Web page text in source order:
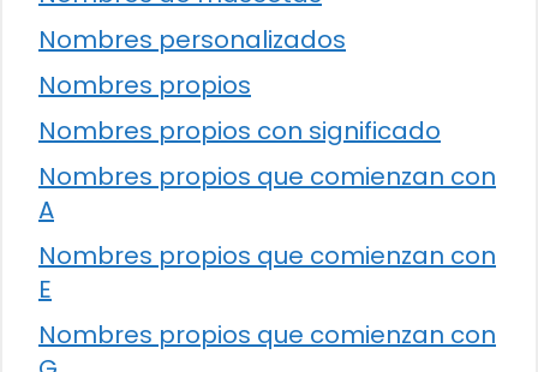
Nombres personalizados
Nombres propios
Nombres propios con significado
Nombres propios que comienzan con
A
Nombres propios que comienzan con
E
Nombres propios que comienzan con